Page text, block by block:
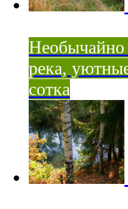
Необычайно
река,
сотка